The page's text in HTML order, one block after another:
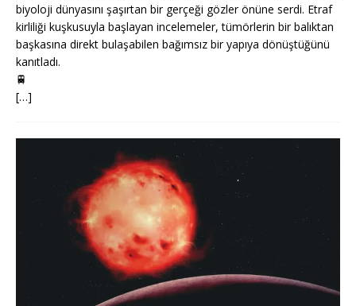
biyoloji dünyasını şaşırtan bir gerçeği gözler önüne serdi. Etraf
kirliliği kuşkusuyla başlayan incelemeler, tümörlerin bir balıktan
başkasına direkt bulaşabilen bağımsız bir yapıya dönüştüğünü
kanıtladı.
🚆
[…]